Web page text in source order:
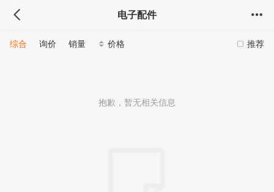
电子配件
推荐
综合 询价 销量 价格
抱歉，暂无相关信息